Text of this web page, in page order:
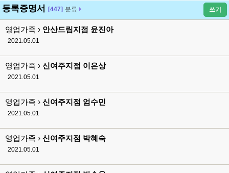
등록증명서 [447] 분류 쓰기
영업가족 › 안산드림지점 윤진아
2021.05.01
영업가족 › 신여주지점 이은상
2021.05.01
영업가족 › 신여주지점 엄수민
2021.05.01
영업가족 › 신여주지점 박혜숙
2021.05.01